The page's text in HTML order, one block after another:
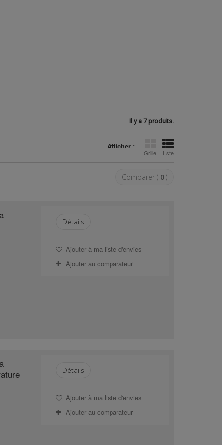
Il y a 7 produits.
Afficher :
Grille Liste
Comparer ( 0 )
Détails
Ajouter à ma liste d'envies
Ajouter au comparateur
Détails
Ajouter à ma liste d'envies
Ajouter au comparateur